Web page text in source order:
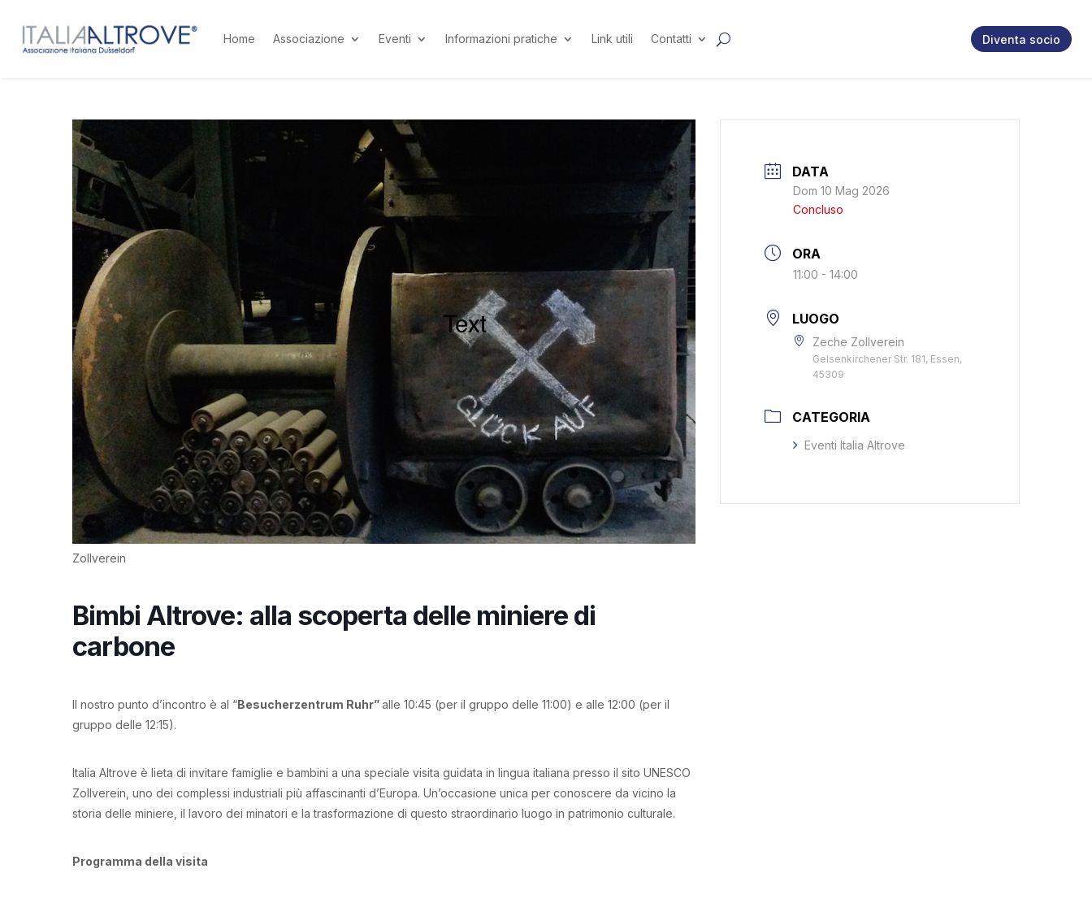
Home Associazione Eventi Informazioni pratiche Link utili Contatti Diventa socio
Zollverein
Bimbi Altrove: alla scoperta delle miniere di
carbone
Il nostro punto d’incontro è al “Besucherzentrum Ruhr”alle 10:45 (per il gruppo delle 11:00) e alle 12:00 (per il
gruppo delle 12:15).
Italia Altrove è lieta di invitare famiglie e bambini a una speciale visita guidata in lingua italiana presso il sito UNESCO
Zollverein, uno dei complessi industriali più affascinanti d’Europa. Un’occasione unica per conoscere da vicino la
storia delle miniere, il lavoro dei minatori e la trasformazione di questo straordinario luogo in patrimonio culturale.
Programma della visita
DATA
Dom 10 Mag 2026
Concluso
ORA
11:00 - 14:00
LUOGO
Zeche Zollverein
Gelsenkirchener Str. 181, Essen,
45309
CATEGORIA
Eventi Italia Altrove